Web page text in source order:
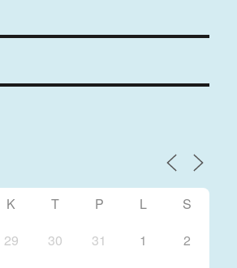
K T P L
S
29 30 31 1 2